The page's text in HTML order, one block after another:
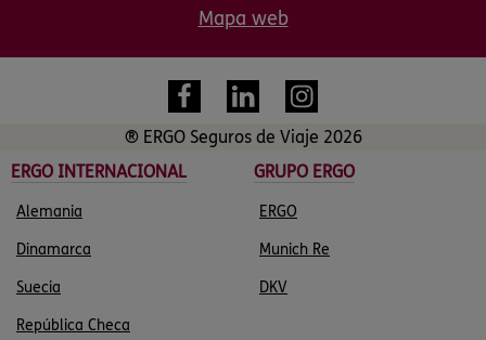
Mapa web
® ERGO Seguros de Viaje 2026
ERGO INTERNACIONAL
GRUPO ERGO
Alemania ERGO
Dinamarca Munich Re
Suecia DKV
República Checa